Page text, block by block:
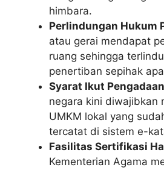
himbara.
Perlindungan Hukum
atau gerai mendapat
ruang sehingga
penertiban sepihak
Syarat Ikut
negara kini diwajibkan
UMKM lokal yang
tercatat di sistem e-
Fasilitas Sertifikasi
Kementerian Agama